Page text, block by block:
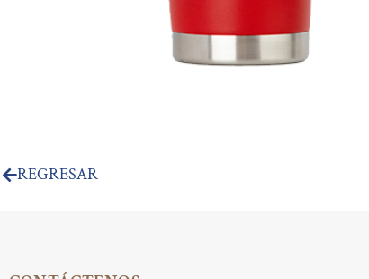
REGRESAR